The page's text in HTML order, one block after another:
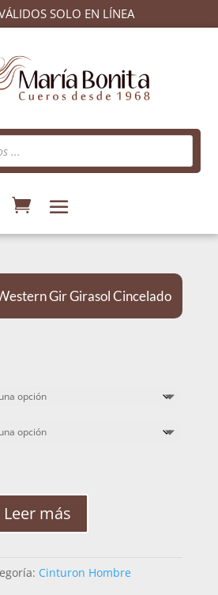
SOLO EN LÍNEA
Gir Girasol Cincelado
Leer más
Cinturon Hombre